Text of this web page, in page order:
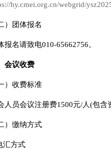
hy.cmei.org.cn/webgrid/
）团体报名
报名请致电010-65662756。
会议收费
）收费标准
人员会议注册费1500元/人(包
）缴纳方式
汇方式